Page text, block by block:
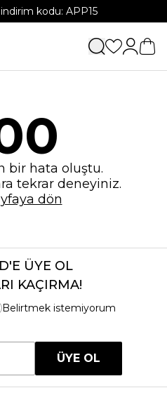
kodu: APP15
bir hata oluştu.
tekrar deneyiniz.
dön
ÜYE OL
KAÇIRMA!
Belirtmek istemiyorum
ÜYE OL